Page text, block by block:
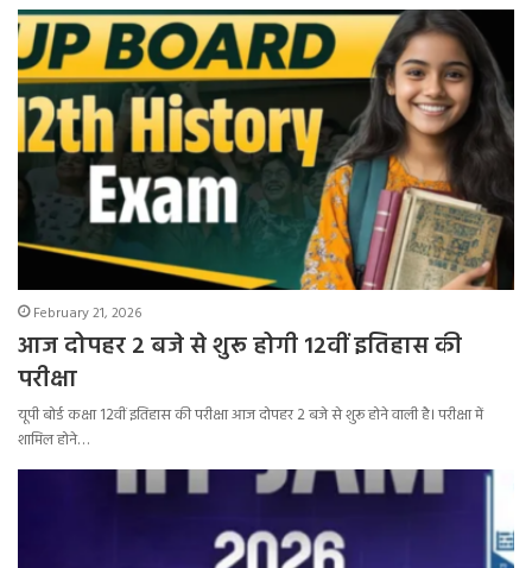
February 21, 2026
आज दोपहर 2 बजे से शुरू होगी 12वीं इतिहास की
परीक्षा
यूपी बोर्ड कक्षा 12वीं इतिहास की परीक्षा आज दोपहर 2 बजे से शुरू होने वाली है। परीक्षा में
शामिल होने…